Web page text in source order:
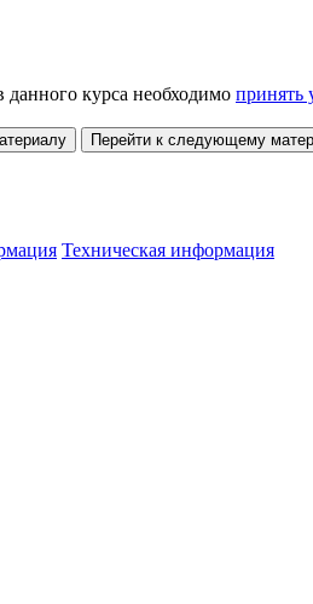
данного курса необходимо принять
Перейти к следующему
Техническая информация